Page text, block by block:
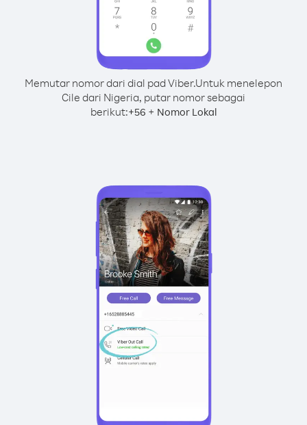
Memutar nomor dari dial pad Viber.Untuk menelepon
Cile dari Nigeria, putar nomor sebagai
berikut:+56 + Nomor Lokal